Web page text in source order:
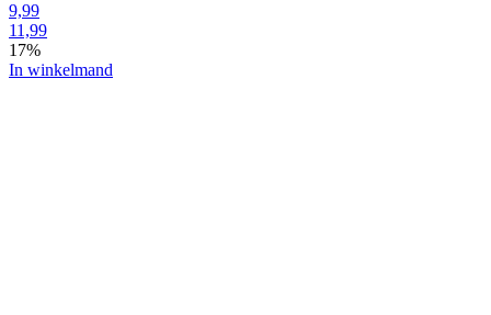
9,99
11,99
17%
In winkelmand